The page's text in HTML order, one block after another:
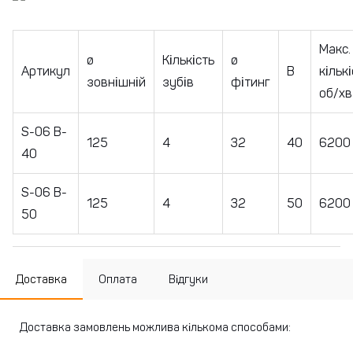
Артикул
ø
зовнішній
Кількість
зубів
ø
фітинг
B
Макс.
об/хв
S-06 B-
40
125 4 32 40 6200
S-06 B-
50
125 4 32 50 6200
Доставка Оплата Відгуки
Доставка замовлень можлива кількома способами: